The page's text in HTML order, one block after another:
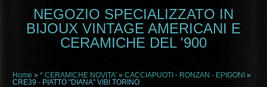
NEGOZIO SPECIALIZZATO IN
BIJOUX VINTAGE AMERICANI E
CERAMICHE DEL '900
Home » * CERAMICHE NOVITA' » CACCIAPUOTI - RONZAN - EPIGONI »
CRE39 - PIATTO "DIANA" VIBI TORINO